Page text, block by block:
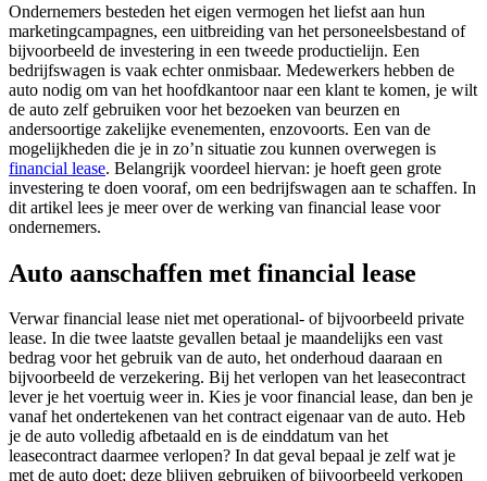
Ondernemers besteden het eigen vermogen het liefst aan hun
marketingcampagnes, een uitbreiding van het personeelsbestand of
bijvoorbeeld de investering in een tweede productielijn. Een
bedrijfswagen is vaak echter onmisbaar. Medewerkers hebben de
auto nodig om van het hoofdkantoor naar een klant te komen, je wilt
de auto zelf gebruiken voor het bezoeken van beurzen en
andersoortige zakelijke evenementen, enzovoorts. Een van de
mogelijkheden die je in zo’n situatie zou kunnen overwegen is
financial lease. Belangrijk voordeel hiervan: je hoeft geen grote
investering te doen vooraf, om een bedrijfswagen aan te schaffen. In
dit artikel lees je meer over de werking van financial lease voor
ondernemers.
Auto aanschaffen met financial lease
Verwar financial lease niet met operational- of bijvoorbeeld private
lease. In die twee laatste gevallen betaal je maandelijks een vast
bedrag voor het gebruik van de auto, het onderhoud daaraan en
bijvoorbeeld de verzekering. Bij het verlopen van het leasecontract
lever je het voertuig weer in. Kies je voor financial lease, dan ben je
vanaf het ondertekenen van het contract eigenaar van de auto. Heb
je de auto volledig afbetaald en is de einddatum van het
leasecontract daarmee verlopen? In dat geval bepaal je zelf wat je
met de auto doet; deze blijven gebruiken of bijvoorbeeld verkopen